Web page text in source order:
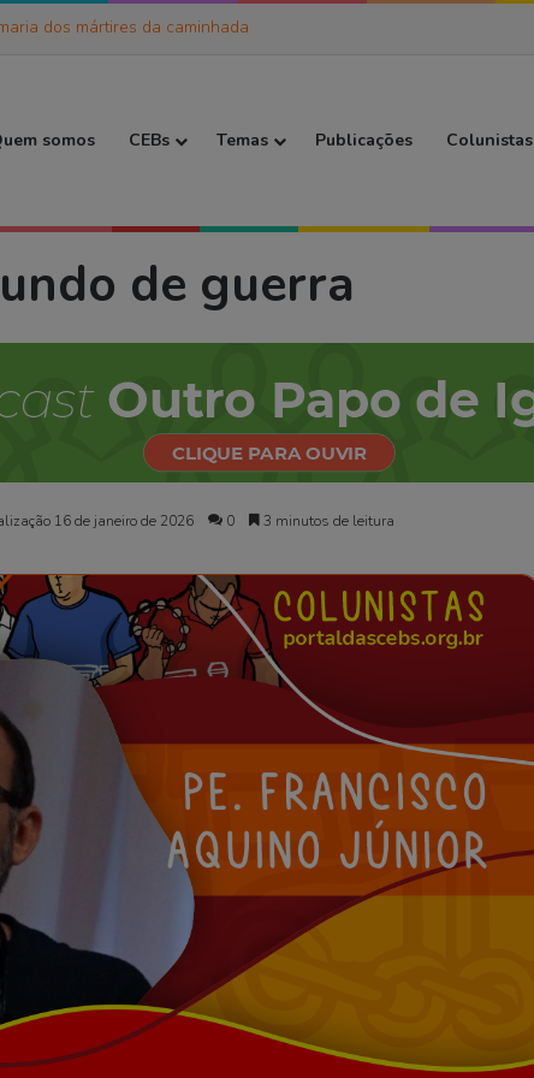
dos mártires da caminhada
Inicialsomos CEBs Temas Publicações Colunistas
de guerra
16 de janeiro de 2026 0 3 minutos de leitura